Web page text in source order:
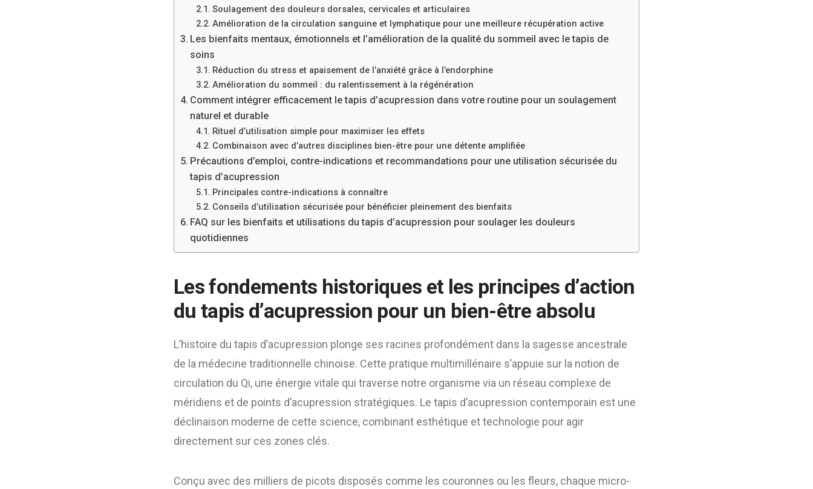
Soulagement des douleurs dorsales, cervicales et articulaires
Amélioration de la circulation sanguine et lymphatique pour une meilleure récupération active
Les bienfaits mentaux, émotionnels et l’amélioration de la qualité du sommeil avec le tapis de
soins
Réduction du stress et apaisement de l’anxiété grâce à l’endorphine
Amélioration du sommeil : du ralentissement à la régénération
Comment intégrer efficacement le tapis d’acupression dans votre routine pour un soulagement
naturel et durable
Rituel d’utilisation simple pour maximiser les effets
Combinaison avec d’autres disciplines bien-être pour une détente amplifiée
Précautions d’emploi, contre-indications et recommandations pour une utilisation sécurisée du
tapis d’acupression
Principales contre-indications à connaître
Conseils d’utilisation sécurisée pour bénéficier pleinement des bienfaits
FAQ sur les bienfaits et utilisations du tapis d’acupression pour soulager les douleurs
quotidiennes
Les fondements historiques et les principes d’action
du tapis d’acupression pour un bien-être absolu
L’histoire du tapis d’acupression plonge ses racines profondément dans la sagesse ancestrale
de la médecine traditionnelle chinoise. Cette pratique multimillénaire s’appuie sur la notion de
circulation du Qi, une énergie vitale qui traverse notre organisme via un réseau complexe de
méridiens et de points d’acupression stratégiques. Le tapis d’acupression contemporain est une
déclinaison moderne de cette science, combinant esthétique et technologie pour agir
directement sur ces zones clés.
Conçu avec des milliers de picots disposés comme les couronnes ou les fleurs, chaque micro-